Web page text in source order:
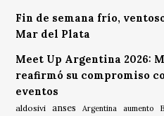
Fin de semana frío,
Mar del Plata
Meet Up Argentina 2026:
reafirmó su compromiso
eventos
aldosivi anses Argentina aumento